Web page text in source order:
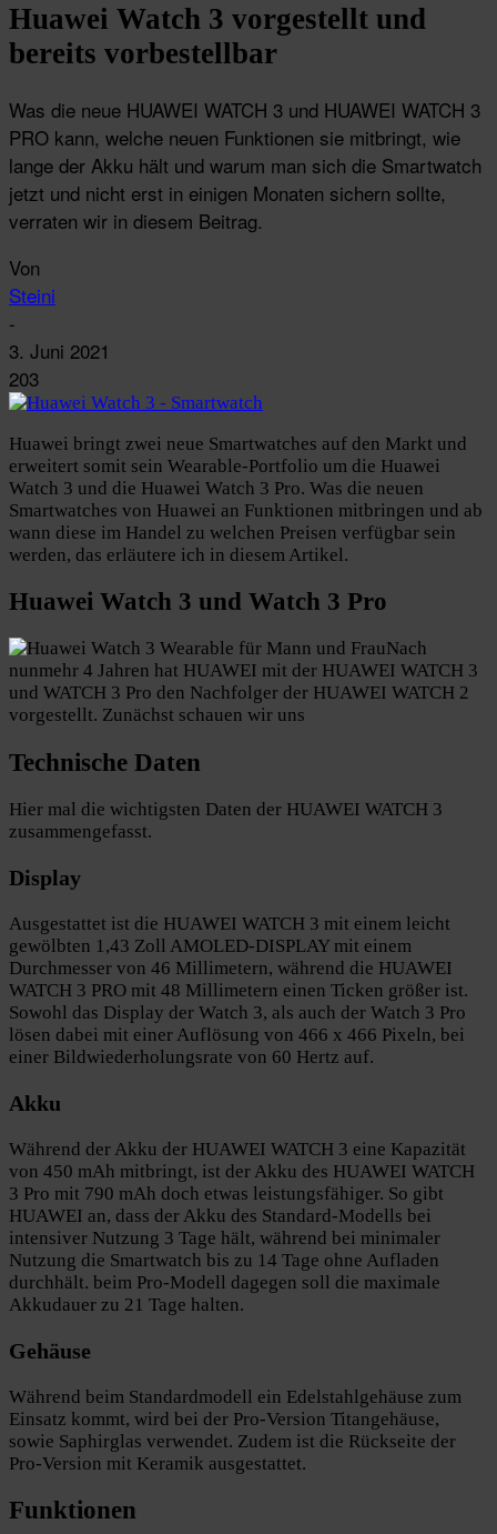
Huawei Watch 3 vorgestellt und
bereits vorbestellbar
Was die neue HUAWEI WATCH 3 und HUAWEI WATCH 3
PRO kann, welche neuen Funktionen sie mitbringt, wie
lange der Akku hält und warum man sich die Smartwatch
jetzt und nicht erst in einigen Monaten sichern sollte,
verraten wir in diesem Beitrag.
Von
Steini
-
3. Juni 2021
203
Huawei bringt zwei neue Smartwatches auf den Markt und
erweitert somit sein Wearable-Portfolio um die Huawei
Watch 3 und die Huawei Watch 3 Pro. Was die neuen
Smartwatches von Huawei an Funktionen mitbringen und ab
wann diese im Handel zu welchen Preisen verfügbar sein
werden, das erläutere ich in diesem Artikel.
Huawei Watch 3 und Watch 3 Pro
Nach
nunmehr 4 Jahren hat HUAWEI mit der HUAWEI WATCH 3
und WATCH 3 Pro den Nachfolger der HUAWEI WATCH 2
vorgestellt. Zunächst schauen wir uns
Technische Daten
Hier mal die wichtigsten Daten der HUAWEI WATCH 3
zusammengefasst.
Display
Ausgestattet ist die HUAWEI WATCH 3 mit einem leicht
gewölbten 1,43 Zoll AMOLED-DISPLAY mit einem
Durchmesser von 46 Millimetern, während die HUAWEI
WATCH 3 PRO mit 48 Millimetern einen Ticken größer ist.
Sowohl das Display der Watch 3, als auch der Watch 3 Pro
lösen dabei mit einer Auflösung von 466 x 466 Pixeln, bei
einer Bildwiederholungsrate von 60 Hertz auf.
Akku
Während der Akku der HUAWEI WATCH 3 eine Kapazität
von 450 mAh mitbringt, ist der Akku des HUAWEI WATCH
3 Pro mit 790 mAh doch etwas leistungsfähiger. So gibt
HUAWEI an, dass der Akku des Standard-Modells bei
intensiver Nutzung 3 Tage hält, während bei minimaler
Nutzung die Smartwatch bis zu 14 Tage ohne Aufladen
durchhält. beim Pro-Modell dagegen soll die maximale
Akkudauer zu 21 Tage halten.
Gehäuse
Während beim Standardmodell ein Edelstahlgehäuse zum
Einsatz kommt, wird bei der Pro-Version Titangehäuse,
sowie Saphirglas verwendet. Zudem ist die Rückseite der
Pro-Version mit Keramik ausgestattet.
Funktionen